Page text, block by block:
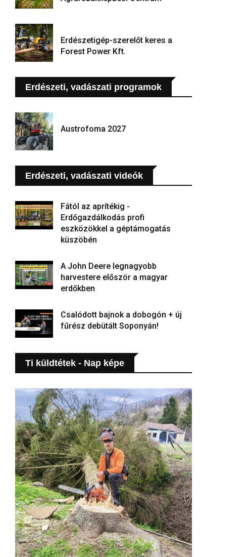
Erdészetigép-szerelőt keres a
Forest Power Kft.
Erdészeti, vadászati programok
Austrofoma 2027
Erdészeti, vadászati videók
Fától az aprítékig -
Erdőgazdálkodás profi
eszközökkel a géptámogatás
küszöbén
A John Deere legnagyobb
harvestere először a magyar
erdőkben
Csalódott bajnok a dobogón + új
fűrész debütált Soponyán!
Ti küldtétek - Nap képe